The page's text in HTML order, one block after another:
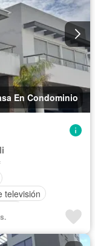
En Condominio
televisión
Despacho